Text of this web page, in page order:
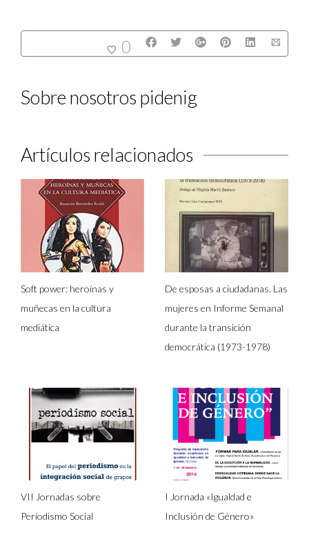
0
Sobre nosotros pidenig
Artículos relacionados
Soft power: heroínas y
muñecas en la cultura
mediática
De esposas a ciudadanas. Las
mujeres en Informe Semanal
durante la transición
democrática (1973-1978)
VII Jornadas sobre
Periodismo Social
I Jornada «Igualdad e
Inclusión de Género»